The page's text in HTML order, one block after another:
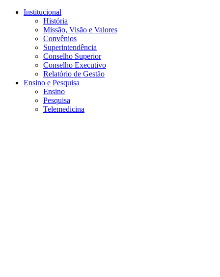
Conteúdo principal
Institucional
História
Missão, Visão e Valores
Convênios
Superintendência
Conselho Superior
Conselho Executivo
Relatório de Gestão
Ensino e Pesquisa
Ensino
Pesquisa
Telemedicina